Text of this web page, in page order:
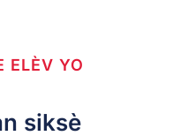
ELÈV YO
siksè